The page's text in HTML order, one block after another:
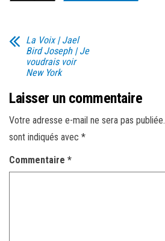
La Voix | Jael
Bird Joseph | Je
voudrais voir
New York
Laisser un commentaire
Votre adresse e-mail ne sera pas publiée.
sont indiqués avec *
Commentaire *